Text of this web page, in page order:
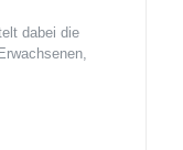
dabei die